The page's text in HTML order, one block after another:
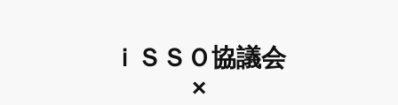
ｉＳＳＯ協議会
×